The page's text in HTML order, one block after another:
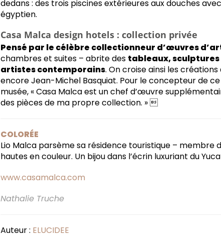
dedans : des trois piscines extérieures aux douches
égyptien.
Casa Malca design hotels : collection privée
Pensé par le célèbre collectionneur d’œuvres
chambres et suites – abrite des tableaux,
artistes contemporains. On croise ainsi les
encore Jean-Michel Basquiat. Pour le concepteur de
musée, « Casa Malca est un chef d’œuvre
des pièces de ma propre collection. » 
COLORÉE
Lio Malca parsème sa résidence touristique – membre
hautes en couleur. Un bijou dans l’écrin luxuriant du
www.casamalca.com
Nathalie Truche
Auteur : ELUCIDEE